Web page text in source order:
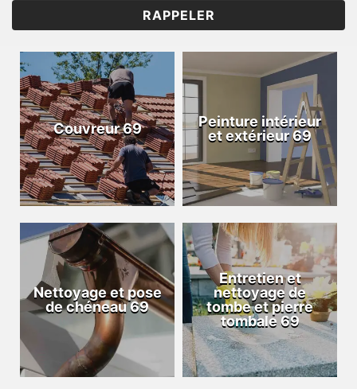
Couvreur 69
Peinture intérieur
et extérieur 69
Nettoyage et pose
de chéneau 69
Entretien et
nettoyage de
tombe et pierre
tombale 69